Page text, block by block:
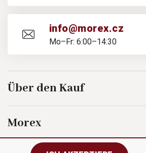
info@morex.cz
Mo–Fr: 6:00–14:30
Über den Kauf
Morex